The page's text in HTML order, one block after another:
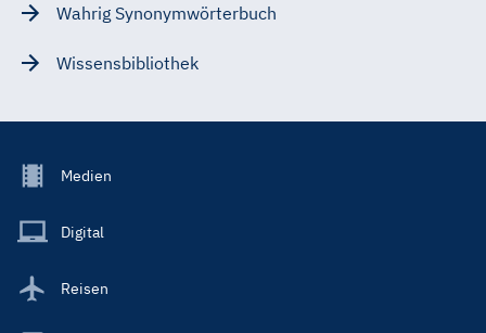
Wahrig Synonymwörterbuch
Wissensbibliothek
Footer
Main
Medien
Digital
Reisen